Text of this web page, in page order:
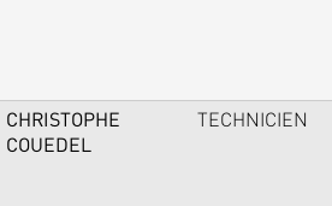
CHRISTOPHE
COUEDEL
TECHNICIEN